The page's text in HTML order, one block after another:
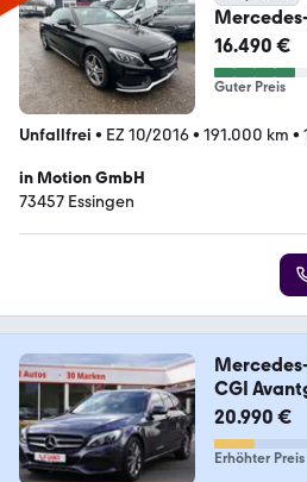
180 AMG
16.490 €
Guter Preis
Unfallfrei • EZ 10/2016• 191.000 km •
in Motion GmbH
73457 Essingen
CGI
20.990 €
Erhöhter Preis